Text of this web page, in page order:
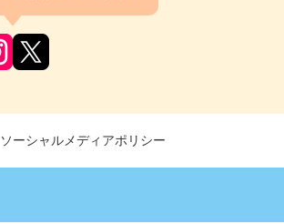
ソーシャルメディアポリシー